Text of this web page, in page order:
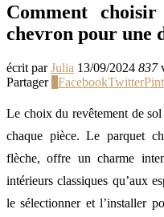
Comment
chevron pour une
écrit parJulia 13/09/2024 837
Partager
FacebookTwitter
Le choix du revêtement de
chaque pièce. Le parquet
flèche, offre un charme
intérieurs classiques qu’aux
le sélectionner et l’installer